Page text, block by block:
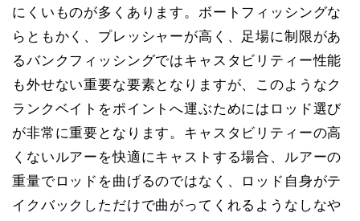
にくいものが多くあります。ボートフィッシングな
らともかく、プレッシャーが高く、足場に制限があ
るバンクフィッシングではキャスタビリティー性能
も外せない重要な要素となりますが、このようなク
ランクベイトをポイントへ運ぶためにはロッド選び
が非常に重要となります。キャスタビリティーの高
くないルアーを快適にキャストする場合、ルアーの
重量でロッドを曲げるのではなく、ロッド自身がテ
イクバックしただけで曲がってくれるようなしなや